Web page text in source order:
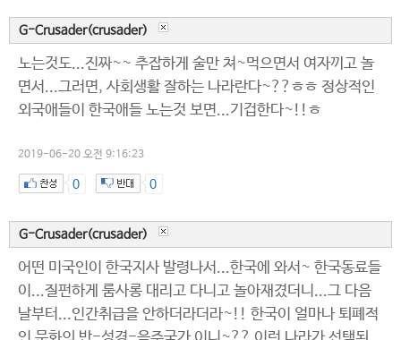
G-Crusader(crusader)
노는것도...진짜~~ 추잡하게 술만 쳐~먹으면서 여자끼고 놀
면서...그러면, 사회생활 잘하는 나라란다~??ㅎㅎ 정상적인
외국애들이 한국애들 노는것 보면...기겁한다~!!ㅎ
2019-06-20 오전 9:16:23
0 0
G-Crusader(crusader)
어떤 미국인이 한국지사 발령나서...한국에 와서~ 한국동료들
이...질펀하게 룸사롱 대리고 다니고 놀아재겼더니...그 다음
날부터...인간취급을 안하더라더라~!! 한국이 얼마나 퇴폐적